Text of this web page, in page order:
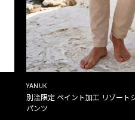
YANUK
別注限定 ペイント加工 リゾート
パンツ